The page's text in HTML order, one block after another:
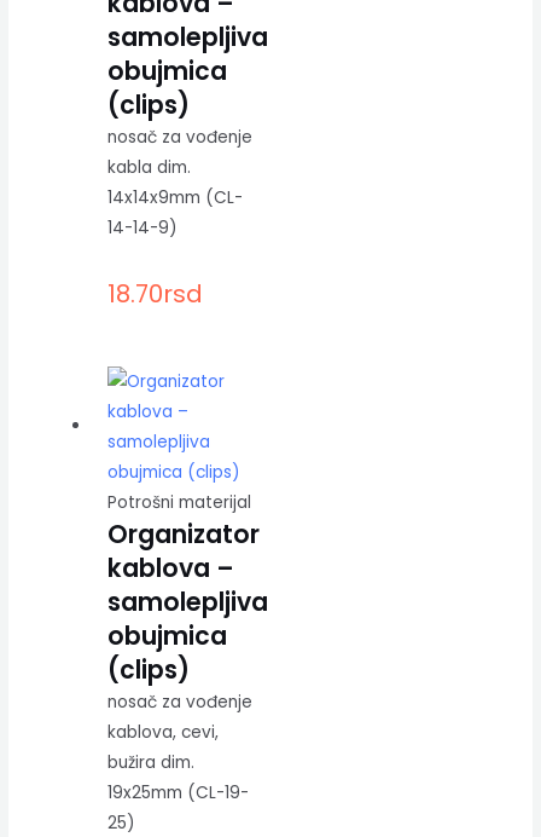
samolepljiva
obujmica
(clips)
nosač za vođenje
kabla dim.
14x14x9mm (CL-
14-14-9)
18.70rsd
Potrošni materijal
Organizator
kablova –
samolepljiva
obujmica
(clips)
nosač za vođenje
kablova, cevi,
bužira dim.
19x25mm (CL-19-
25)